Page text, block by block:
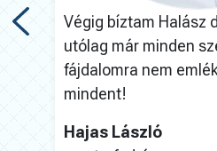
és
Végig bíztam Halász
utólag már minden
fájdalomra nem
mindent!
Hajas László